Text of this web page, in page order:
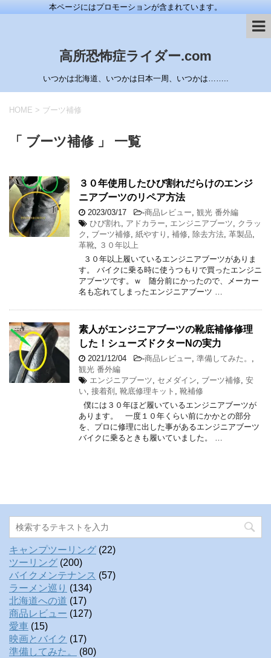
本ページにはプロモーションが含まれています。
高所恐怖症ライダー.com
いつかは北海道、いつかは日本一周、いつかは……..
HOME > ブーツ補修
「 ブーツ補修 」 一覧
３０年使用したひび割れだらけのエンジ
ニアブーツのリペア方法
2023/03/17 -商品レビュー 観光 番外編
ひび割れ アドカラー エンジニアブーツ
クラッ
ク
ブーツ補修 紙やすり 補修 除去方法 革製品
革靴
３０年以上
３０年以上履いているエンジニアブーツがありま
す。 バイクに乗る時に使うつもりで買ったエンジニ
アブーツです。ｗ 随分前にかったので、メーカー
名も忘れてしまったエンジニアブーツ …
素人がエンジニアブーツの靴底補修修理
した！シューズドクターNの実力
2021/12/04 -商品レビュー 準備してみた。
観光 番外編
エンジニアブーツ
セメダイン ブーツ補修 安
い 接着剤 靴底修理キット
靴補修
僕には３０年ほど履いているエンジニアブーツが
あります。 一度１０年くらい前にかかとの部分
を、プロに修理に出した事があるエンジニアブーツ
バイクに乗るときも履いていました。 …
キャンプツーリング (22)
ツーリング (200)
バイクメンテナンス (57)
ラーメン巡り (134)
北海道への道 (17)
商品レビュー (127)
愛車 (15)
映画とバイク (17)
準備してみた。
(80)